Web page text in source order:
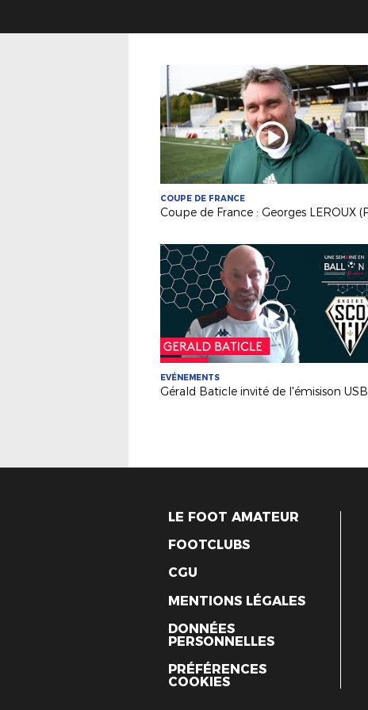
COUPE DE FRANCE
EVÉNEMENTS
LE FOOT AMATEUR
FOOTCLUBS
CGU
MENTIONS LÉGALES
DONNÉES
PERSONNELLES
PRÉFÉRENCES
COOKIES